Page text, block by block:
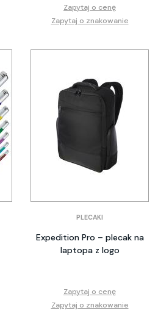
Zapytaj o cenę
Zapytaj o znakowanie
PLECAKI
Expedition Pro – plecak na
laptopa z logo
Zapytaj o cenę
Zapytaj o znakowanie